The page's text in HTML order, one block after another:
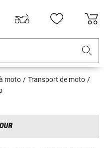
moto
Transport de moto